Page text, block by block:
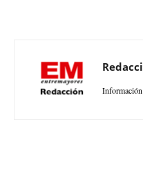
Información